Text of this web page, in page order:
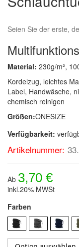
Seien Sie der erste,
Material: 230g/m²,
Kordelzug, leichtes
Label, Handwäsche,
chemisch reinigen
Größen:ONESIZE
Verfügbarkeit:
Artikelnummer:
Ab 3,70 €
inkl.20% MWSt
Farben